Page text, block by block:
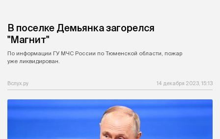
В поселке Демьянка загорелся
"Магнит"
По информации ГУ МЧС России по Тюменской области, пожар
уже ликвидирован.
Вслух.ру 14 декабря 2023, 15:13